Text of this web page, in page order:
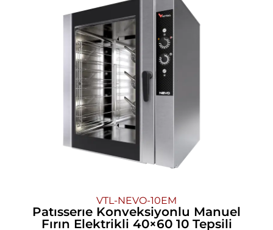
VTL-NEVO-10EM
Patısserıe Konveksiyonlu Manuel
Fırın Elektrikli 40×60 10 Tepsili